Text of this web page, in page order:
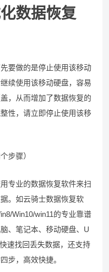
数据恢复
要做的是停止使用该移动
续使用该移动硬盘，容易
，从而增加了数据恢复的
性，请立即停止使用该移
步骤）
专业的数据恢复软件来扫
。如云骑士数据恢复软
Win10/win11的专业靠谱
、笔记本、移动硬盘、U
速找回丢失数据，还支持
步，高效快捷。